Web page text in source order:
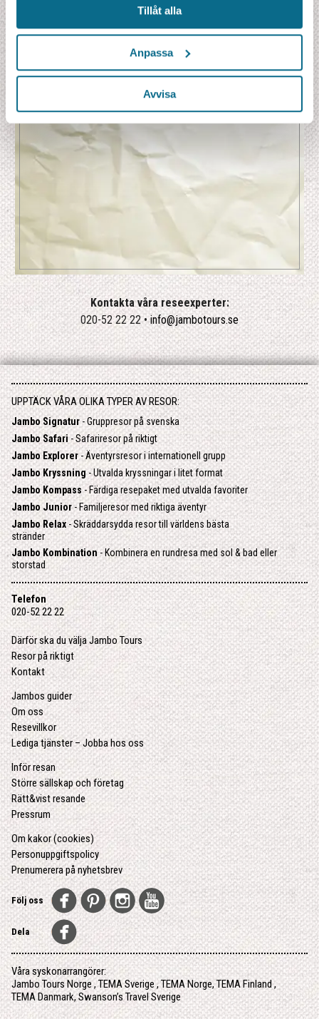
Tillåt alla
Anpassa
Avvisa
Djur
Kontakta våra reseexperter:
020-52 22 22 •info@jambotours.se
UPPTÄCK VÅRA OLIKA TYPER AV RESOR:
Jambo Signatur- Gruppresor på svenska
Jambo Safari- Safariresor på riktigt
Jambo Explorer- Äventyrsresor i internationell grupp
Jambo Kryssning- Utvalda kryssningar i litet format
Jambo Kompass- Färdiga resepaket med utvalda favoriter
Jambo Junior- Familjeresor med riktiga äventyr
Jambo Relax- Skräddarsydda resor till världens bästa
stränder
Jambo Kombination- Kombinera en rundresa med sol & bad eller
storstad
Telefon
020-52 22 22
Därför ska du välja Jambo Tours
Resor på riktigt
Kontakt
Jambos guider
Om oss
Resevillkor
Lediga tjänster – Jobba hos oss
Inför resan
Större sällskap och företag
Rätt&vist resande
Pressrum
Om kakor (cookies)
Personuppgiftspolicy
Prenumerera på nyhetsbrev
Följ oss
Dela
Våra syskonarrangörer:
Jambo Tours Norge,TEMA Sverige,TEMA Norge,TEMA Finland,
TEMA Danmark,Swanson’s Travel Sverige